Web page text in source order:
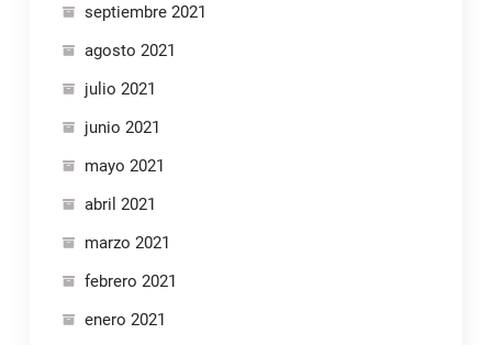
septiembre 2021
agosto 2021
julio 2021
junio 2021
mayo 2021
abril 2021
marzo 2021
febrero 2021
enero 2021